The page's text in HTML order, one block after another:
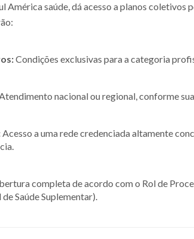
América saúde, dá acesso a planos coletivos
Condições exclusivas para a categoria
nacional ou regional, conforme
Acesso a uma rede credenciada altamente
completa de acordo com o Rol de
Saúde Suplementar).